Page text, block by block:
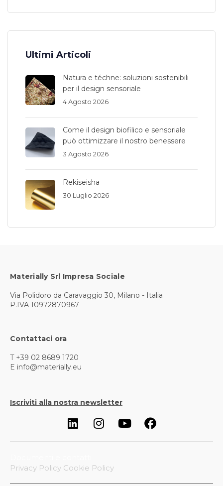
Ultimi Articoli
Natura e téchne: soluzioni sostenibili
per il design sensoriale
4 Agosto 2026
Come il design biofilico e sensoriale
può ottimizzare il nostro benessere
3 Agosto 2026
Rekiseisha
30 Luglio 2026
Materially Srl Impresa Sociale
Via Polidoro da Caravaggio 30, Milano - Italia
P.IVA 10972870967
Contattaci ora
T +39 02 8689 1720
E info@materially.eu
Iscriviti alla nostra newsletter
Privacy Policy Cookie Policy